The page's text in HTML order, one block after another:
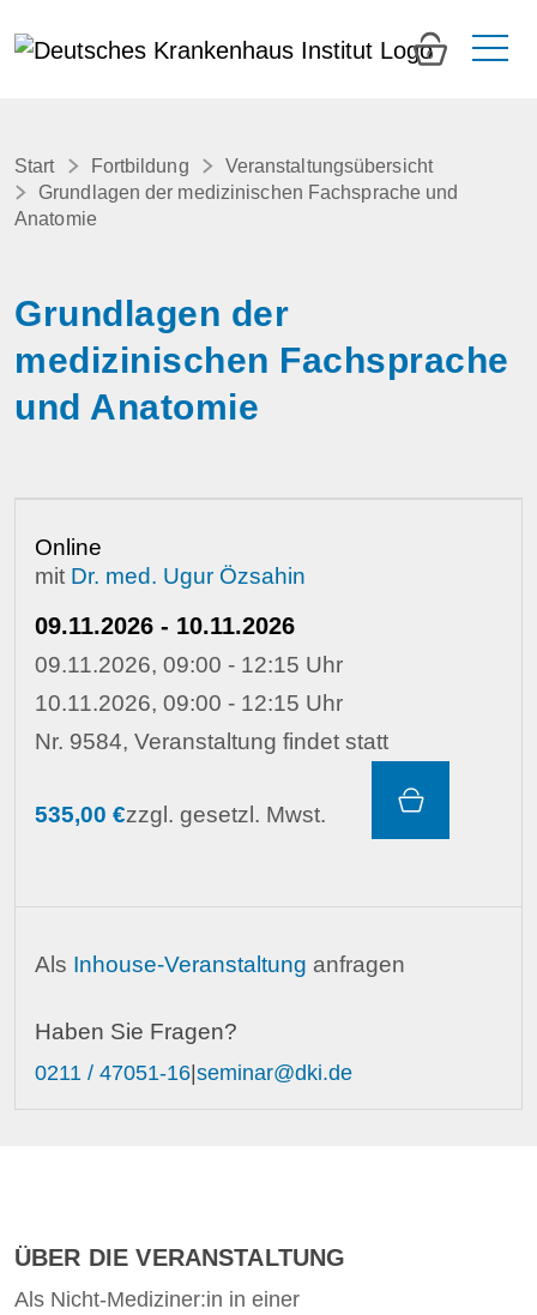
0
Start Fortbildung
Veranstaltungsübersicht
Grundlagen der medizinischen Fachsprache und
Anatomie
Grundlagen der
medizinischen Fachsprache
und Anatomie
Online
mit Dr. med. Ugur Özsahin
09.11.2026 - 10.11.2026
09.11.2026, 09:00 - 12:15 Uhr
10.11.2026, 09:00 - 12:15 Uhr
Nr. 9584, Veranstaltung findet statt
535,00 €zzgl. gesetzl. Mwst.
Als Inhouse-Veranstaltung anfragen
Haben Sie Fragen?
0211 / 47051-16 seminar@dki.de
ÜBER DIE VERANSTALTUNG
Als Nicht-Mediziner:in in einer